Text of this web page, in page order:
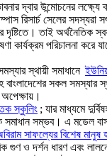
দ্বার উন্মোচনের লক্ষ্যে
রিসার্চ সেলের
দৃষ্টিতে। তাই
কার্যক্রম পরিচালনা করে
স্থায়ী সমাধানে
বাংলাদেশের সকল
স্কুলিং ; যার মাধ্যমে
সম্ভব। এ মডেল
সাফল্যের বিশেষ মানুষ
গুণ ও দর্শন ধারণ এবং